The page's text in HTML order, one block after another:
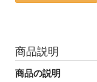
商品説明
商品の説明